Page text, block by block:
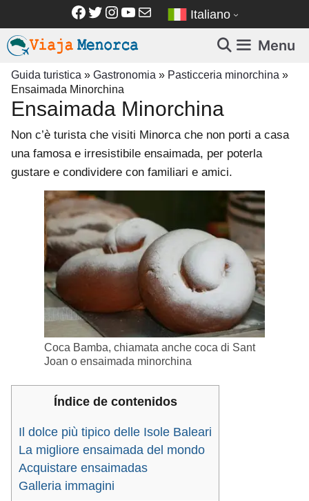
contenuto
Facebook
Twitter
Instagram
YouTube
Email Italiano
Menu
Guida turistica » Gastronomia » Pasticceria minorchina »
Ensaimada Minorchina
Ensaimada Minorchina
Non c’è turista che visiti Minorca che non porti a casa
una famosa e irresistibile ensaimada, per poterla
gustare e condividere con familiari e amici.
Coca Bamba, chiamata anche coca di Sant
Joan o ensaimada minorchina
Índice de contenidos
Il dolce più tipico delle Isole Baleari
La migliore ensaimada del mondo
Acquistare ensaimadas
Galleria immagini